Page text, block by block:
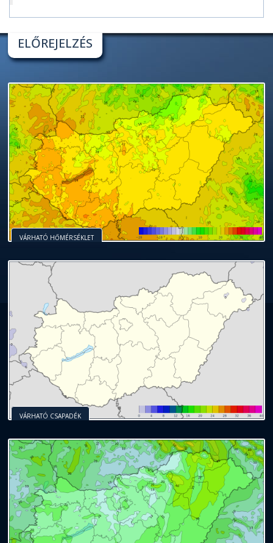
ELŐREJELZÉS
VÁRHATÓ HŐMÉRSÉKLET
VÁRHATÓ CSAPADÉK